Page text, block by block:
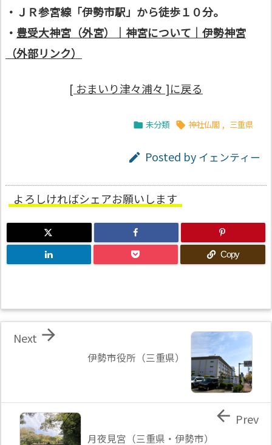
・ＪＲ参宮線「伊勢市駅」から徒歩１０分。
・ 豊受大神宮（外宮）｜神宮について｜伊勢神宮
（外部リンク）
[ おまいり津々浦々 ]に戻る
 未分類  神社仏閣 , 三重県
 Posted by イェンティー
よろしければシェアお願いします
Copy
伊勢市役所（三重県）

Next
月夜見宮（三重県・伊勢市）
 Prev